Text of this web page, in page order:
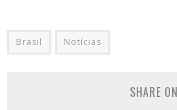
Brasil Notícias
SHARE